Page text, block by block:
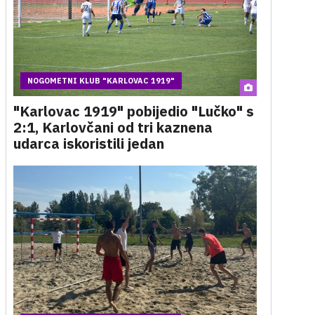
NOGOMETNI KLUB "KARLOVAC 1919"
"Karlovac 1919" pobijedio "Lučko" s
2:1, Karlovčani od tri kaznena
udarca iskoristili jedan